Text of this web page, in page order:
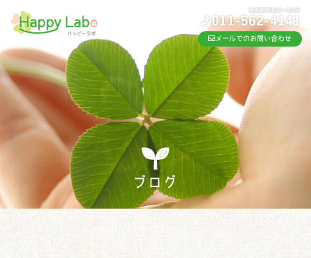
メールでのお問い合わせ
ブログ